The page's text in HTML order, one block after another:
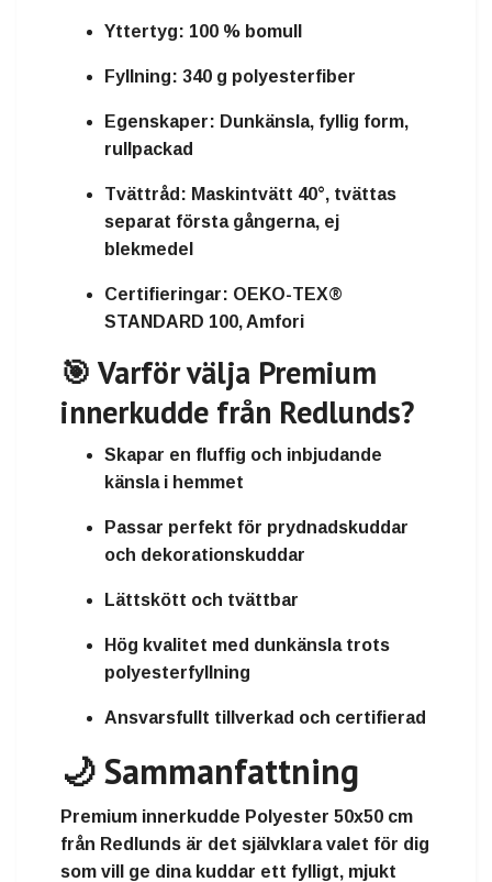
Yttertyg: 100 % bomull
Fyllning: 340 g polyesterfiber
Egenskaper: Dunkänsla, fyllig form,
rullpackad
Tvättråd: Maskintvätt 40°, tvättas
separat första gångerna, ej
blekmedel
Certifieringar: OEKO-TEX®
STANDARD 100, Amfori
🎯 Varför välja Premium
innerkudde från Redlunds?
Skapar en fluffig och inbjudande
känslai hemmet
Passar perfekt för prydnadskuddar
och dekorationskuddar
Lättskött och tvättbar
Hög kvalitet med dunkänslatrots
polyesterfyllning
Ansvarsfullt tillverkad och certifierad
🌙 Sammanfattning
Premium innerkudde Polyester 50x50 cm
från Redlunds är det självklara valet för dig
som vill ge dina kuddar ett fylligt, mjukt